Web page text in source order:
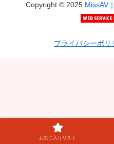
Copyright © 2025 MissAV
プライバシーポ
お気に入りリスト